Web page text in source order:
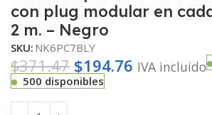
con plug modular en
2 m. – Negro
SKU: NK6PC7BLY
$371.47 $194.76 IVA incluido
500 disponibles